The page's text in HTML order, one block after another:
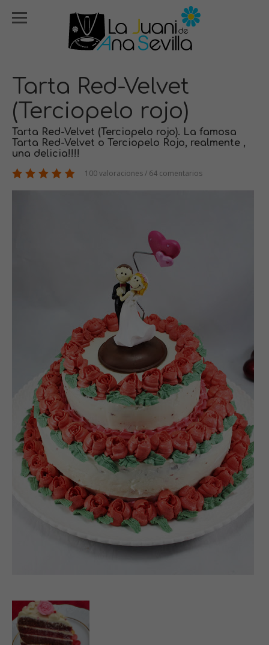
Tarta Red-Velvet
(Terciopelo rojo)
Tarta Red-Velvet (Terciopelo rojo). La famosa
Tarta Red-Velvet o Terciopelo Rojo, realmente ,
una delicia!!!!
100 valoraciones / 64 comentarios